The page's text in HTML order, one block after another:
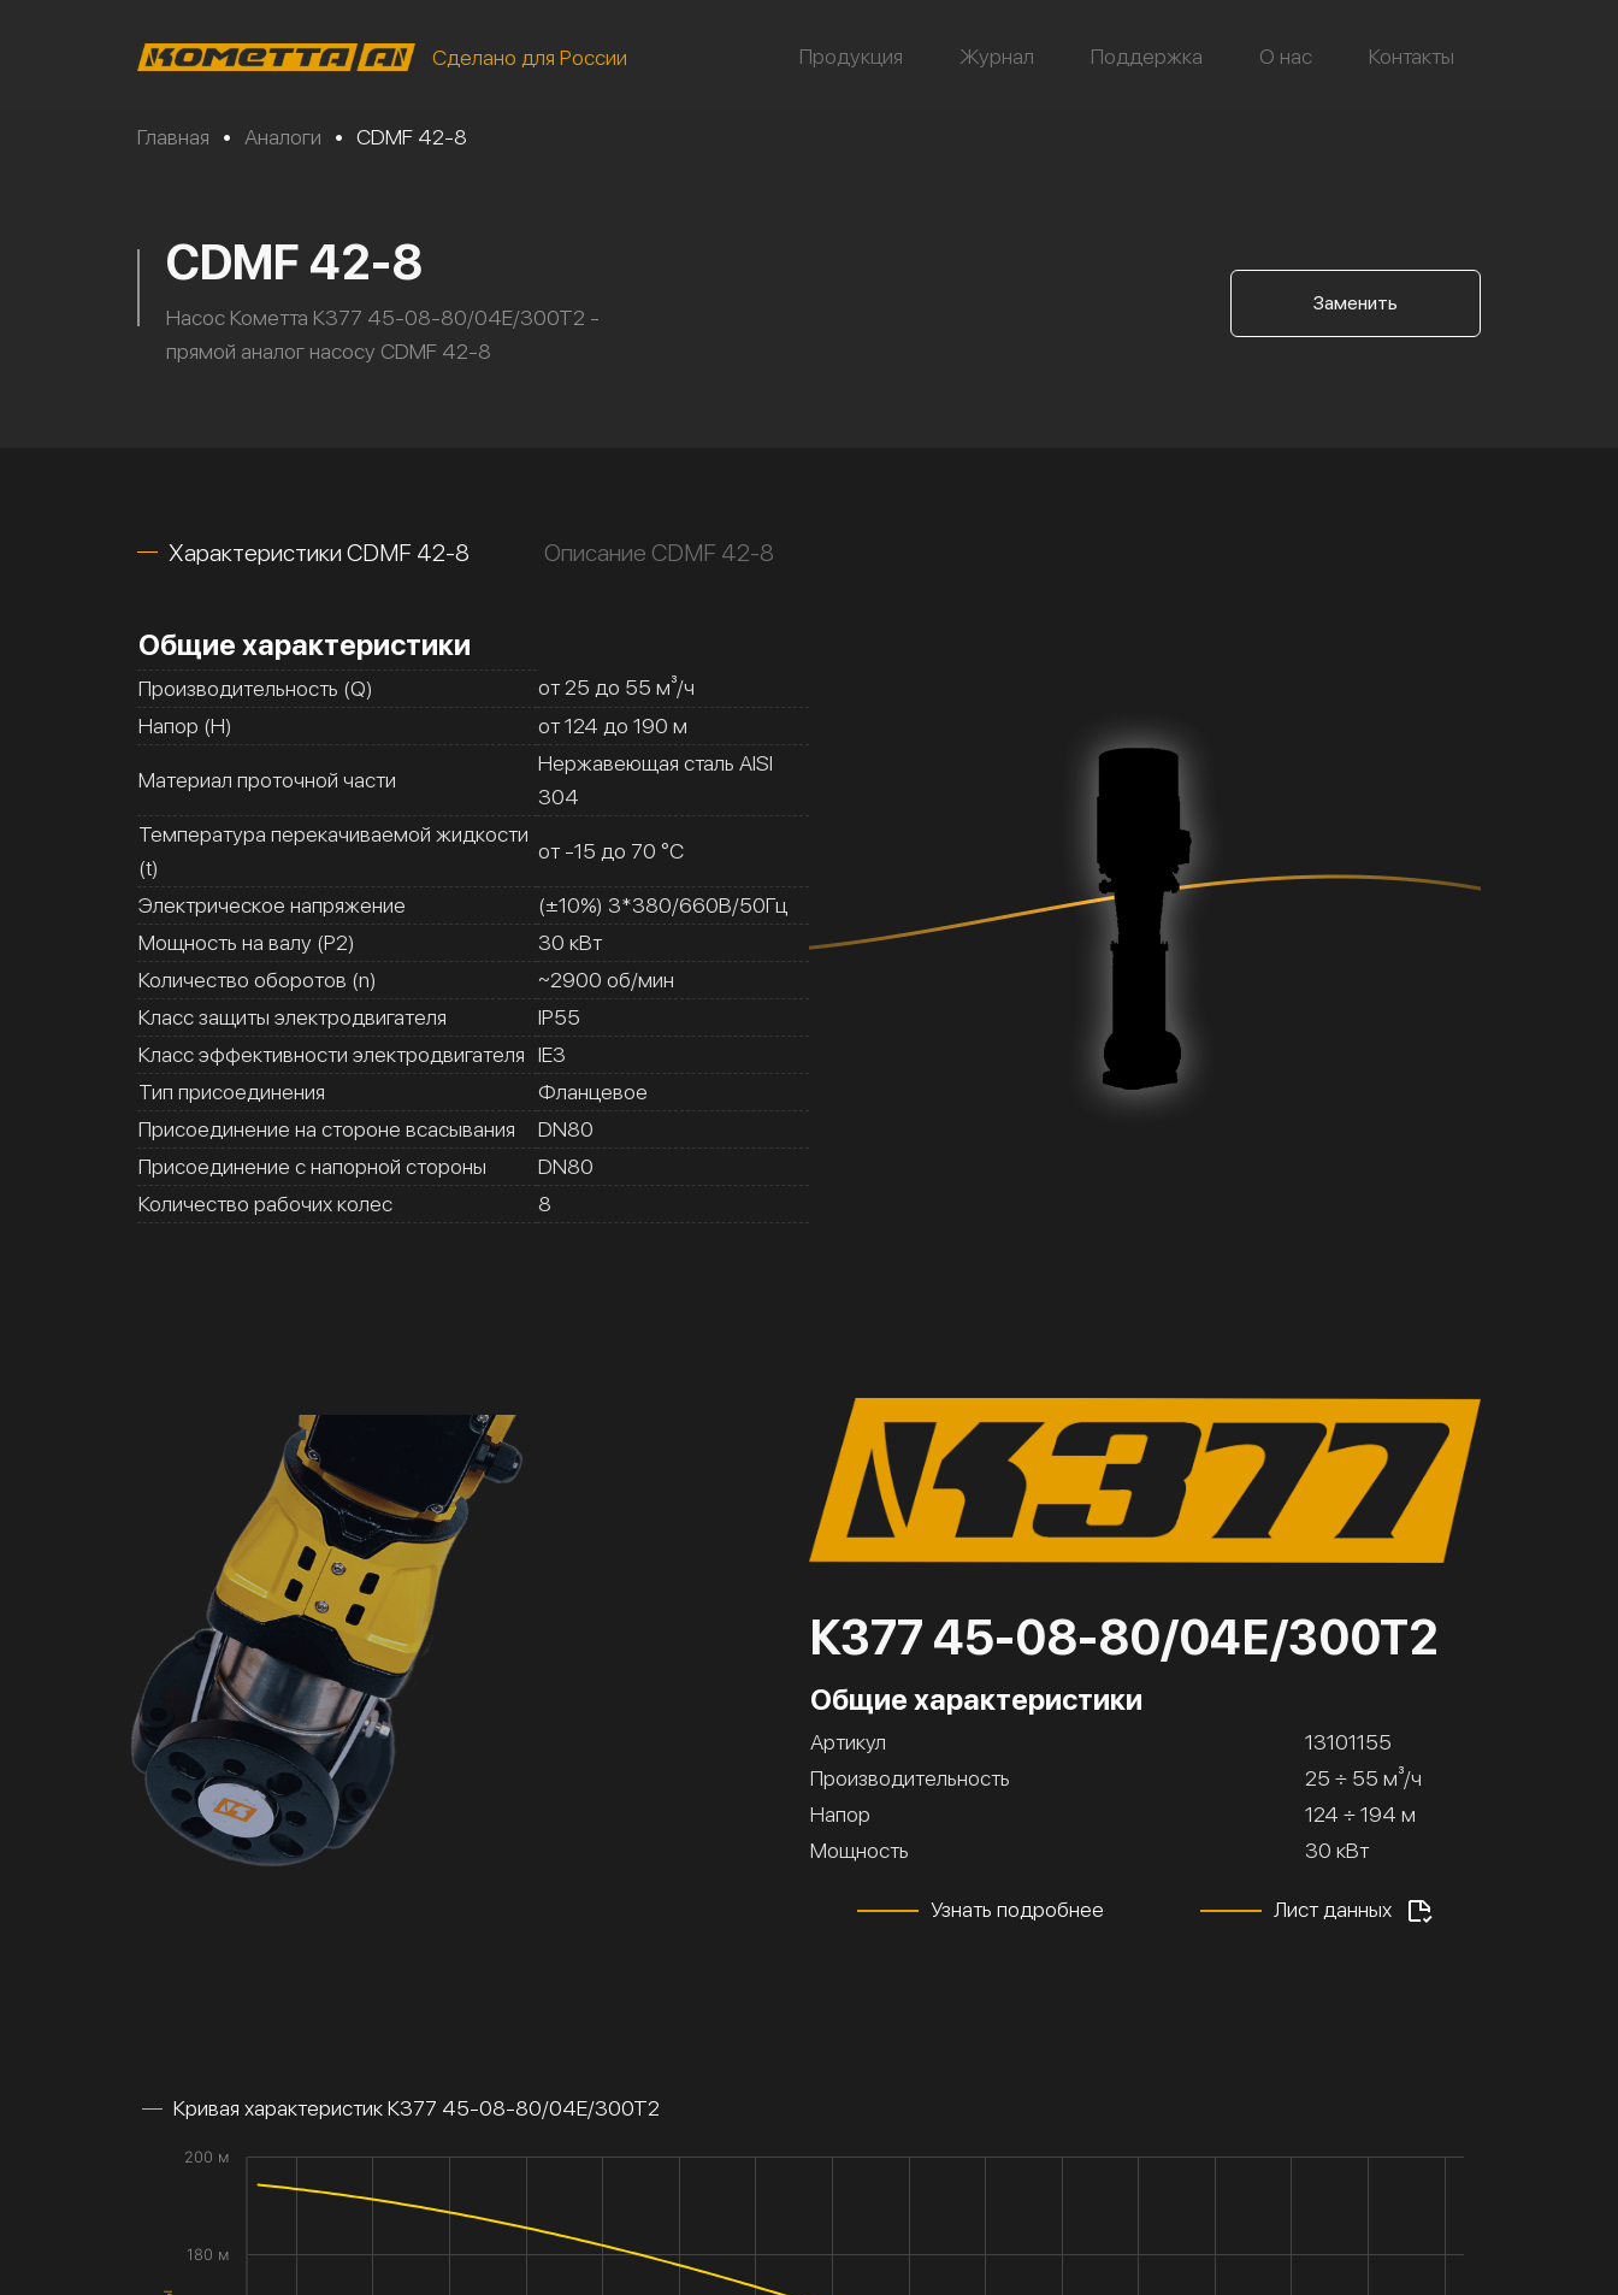
Сделано для России Продукция Журнал Поддержка О нас Контакты
Главная • Аналоги • CDMF 42-8
CDMF 42-8
Насос Кометта К377 45-08-80/04Е/300Т2 -
прямой аналог насосу CDMF 42-8
Заменить
Характеристики CDMF 42-8 Описание CDMF 42-8
Общие характеристики
Производительность (Q)
от 25 до 55 м³/ч
Напор (H)
от 124 до 190 м
Материал проточной части
Нержавеющая сталь AISI
304
Температура перекачиваемой жидкости
(t)
от -15 до 70 °C
Электрическое напряжение
(±10%) 3*380/660В/50Гц
Мощность на валу (Р2)
30 кВт
Количество оборотов (n)
~2900 об/мин
Класс защиты электродвигателя
IP55
Класс эффективности электродвигателя IE3
Тип присоединения
Фланцевое
Присоединение на стороне всасывания
DN80
Присоединение с напорной стороны
DN80
Количество рабочих колес
8
К377 45-08-80/04Е/300Т2
Общие характеристики
Артикул
13101155
Производительность
25 ÷ 55 м³/ч
Напор
124 ÷ 194 м
Мощность
30 кВт
Узнать подробнее Лист данных
Кривая характеристик К377 45-08-80/04Е/300Т2
180 м
200 м